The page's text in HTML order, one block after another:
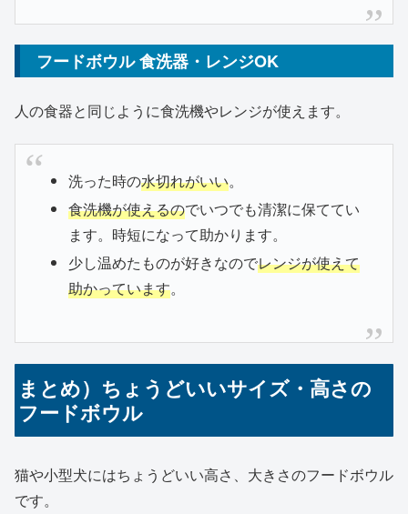
フードボウル 食洗器・レンジOK
人の食器と同じように食洗機やレンジが使えます。
洗った時の水切れがいい。
食洗機が使えるのでいつでも清潔に保ててい
ます。時短になって助かります。
少し温めたものが好きなのでレンジが使えて
助かっています。
まとめ）ちょうどいいサイズ・高さの
フードボウル
猫や小型犬にはちょうどいい高さ、大きさのフードボウル
です。